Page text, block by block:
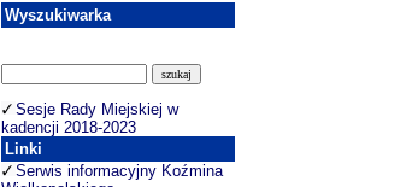
Wyszukiwarka
Sesje Rady Miejskiej w
kadencji 2018-2023
Linki
Serwis informacyjny Koźmina